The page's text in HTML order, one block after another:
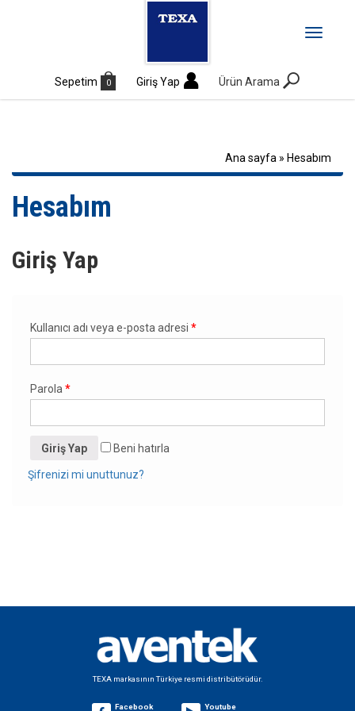
Toggle
Sepetim 0 Giriş Yap Ürün Arama
Ana sayfa » Hesabım
Hesabım
Giriş Yap
Kullanıcı adı veya e-posta adresi *
Parola *
Giriş Yap Beni hatırla
Şifrenizi mi unuttunuz?
TEXA markasının Türkiye resmi distribütörüdür.
Facebook
Youtube